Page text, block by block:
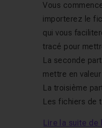
Vous
importerez le
qui vous
tracé pour
La seconde
mettre en
La troisième
Les fichiers de
Lire la suite de